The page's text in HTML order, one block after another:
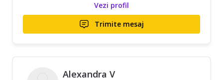
Vezi profil
Trimite mesaj
Alexandra V